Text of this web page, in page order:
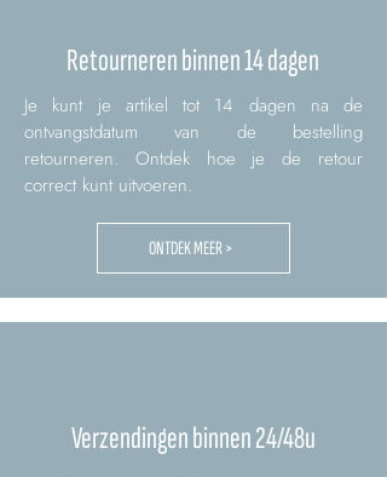
Retourneren binnen 14 dagen
Je kunt je artikel tot 14 dagen na de
ontvangstdatum van de bestelling
retourneren. Ontdek hoe je de retour
correct kunt uitvoeren.
ONTDEK MEER >
Verzendingen binnen 24/48u